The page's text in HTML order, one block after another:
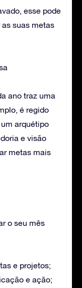
esse pode
suas metas
ano traz uma
é regido
arquétipo
e visão
metas mais
o seu mês
e projetos;
e ação;